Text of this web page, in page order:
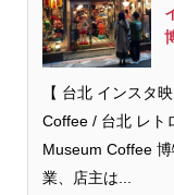
【 台北 インスタ
Coffee / 台北 レト
Museum Coffee
業、店主は...